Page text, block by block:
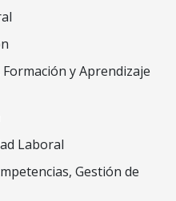
y Aprendizaje
Laboral
Gestión de